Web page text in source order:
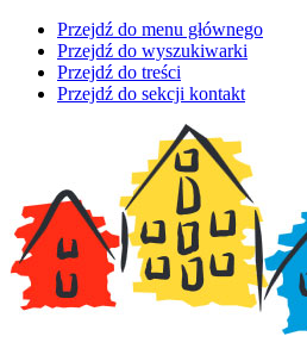
Przejdź do menu głównego
Przejdź do wyszukiwarki
Przejdź do treści
Przejdź do sekcji kontakt